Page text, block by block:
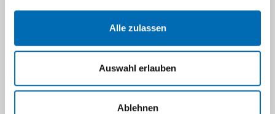
Alle zulassen
Auswahl erlauben
Ablehnen
Eine Anmeldung für die kostenfreie
Veranstaltung ist über die Homepage der
www.agnnw.de